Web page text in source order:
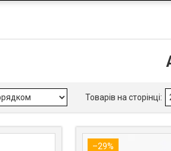
–29%